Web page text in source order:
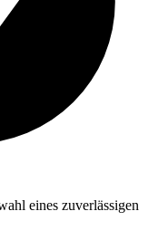
eines zuverlässigen